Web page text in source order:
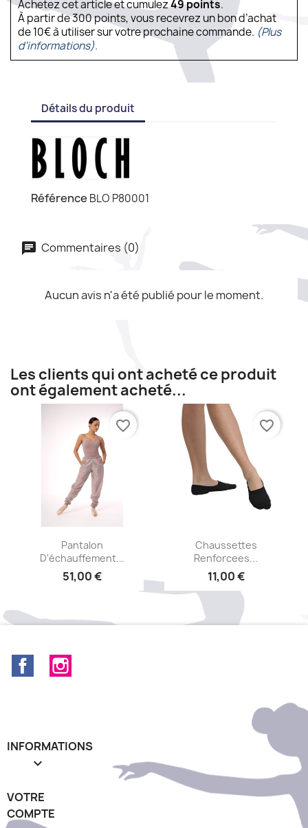
Achetez cet article et cumulez49points.
À partir de 300 points, vous recevrez un bon d’achat
de 10€ à utiliser sur votre prochaine commande. (Plus
d'informations).
Détails du produit
Référence BLO P80001
Commentaires (0)
Aucun avis n'a été publié pour le moment.
Les clients qui ont acheté ce produit
ont également acheté...
Aperçu rapide
Pantalon
D'échauffement...
51,00 €
favorite_border
Aperçu rapide
Chaussettes
Renforcees...
11,00 €
favorite_border
Facebook
INFORMATIONS

VOTRE
COMPTE